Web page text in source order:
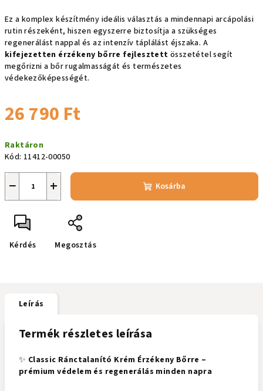
Ez a komplex készítmény ideális választás a mindennapi arcápolási
rutin részeként, hiszen egyszerre biztosítja a szükséges
regenerálást nappal és az intenzív táplálást éjszaka. A
kifejezetten érzékeny bőrre fejlesztett összetétel segít
megőrizni a bőr rugalmasságát és természetes
védekezőképességét.
26 790 Ft
Raktáron
Kód: 11412-00050
+
− Kosárba
Kérdés Megosztás
Leírás
Termék részletes leírása
✨ Classic Ránctalanító Krém Érzékeny Bőrre –
prémium védelem és regenerálás minden napra